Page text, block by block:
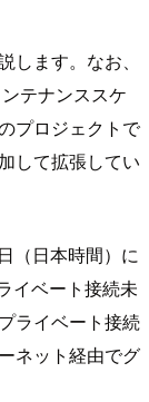
ます。なお、
テナンススケ
プロジェクトで
して拡張してい
（日本時間）に
イベート接続未
ライベート接続
ネット経由でグ